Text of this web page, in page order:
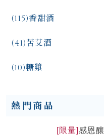
香甜酒
(115)
苦艾酒
(41)
糖漿
(10)
熱門商品
[限量] 感恩釀